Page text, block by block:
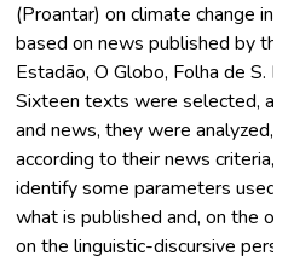
(Proantar) on climate change in
based on news published by
Estadão, O Globo, Folha de S.
Sixteen texts were selected,
and news, they were analyzed,
according to their news criteria,
identify some parameters used
what is published and, on the
on the linguistic-discursive